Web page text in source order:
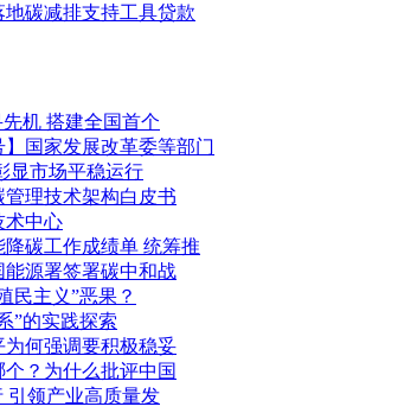
碳减排支持工具贷款
机 搭建全国首个
】国家发展改革委等部门
显市场平稳运行
管理技术架构白皮书
术中心
碳工作成绩单 统筹推
源署签署碳中和战
民主义”恶果？
”的实践探索
何强调要积极稳妥
？为什么批评中国
引领产业高质量发